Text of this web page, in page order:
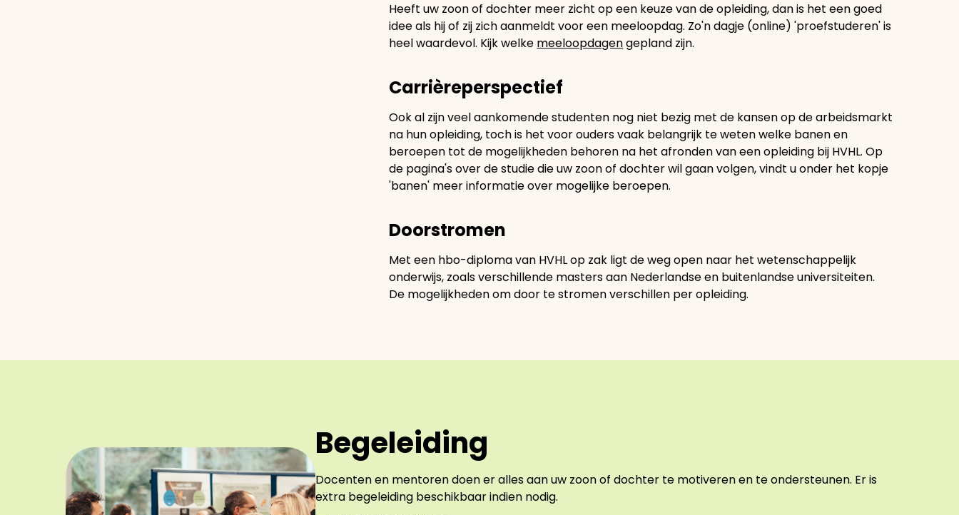
Heeft uw zoon of dochter meer zicht op een keuze van de opleiding, dan is het een goed
idee als hij of zij zich aanmeldt voor een meeloopdag. Zo'n dagje (online) 'proefstuderen' is
heel waardevol. Kijk welke meeloopdagengepland zijn.
Carrièreperspectief
Ook al zijn veel aankomende studenten nog niet bezig met de kansen op de arbeidsmarkt
na hun opleiding, toch is het voor ouders vaak belangrijk te weten welke banen en
beroepen tot de mogelijkheden behoren na het afronden van een opleiding bij HVHL. Op
de pagina's over de studie die uw zoon of dochter wil gaan volgen, vindt u onder het kopje
'banen' meer informatie over mogelijke beroepen.
Doorstromen
Met een hbo-diploma van HVHL op zak ligt de weg open naar het wetenschappelijk
onderwijs, zoals verschillende masters aan Nederlandse en buitenlandse universiteiten.
De mogelijkheden om door te stromen verschillen per opleiding.
Begeleiding
Docenten en mentoren doen er alles aan uw zoon of dochter te motiveren en te ondersteunen. Er is
extra begeleiding beschikbaar indien nodig.